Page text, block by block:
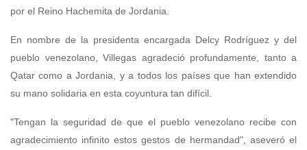
por el Reino Hachemita de Jordania.
En nombre de la presidenta encargada Delcy Rodríguez y del
pueblo venezolano, Villegas agradeció profundamente, tanto a
Qatar como a Jordania, y a todos los países que han extendido
su mano solidaria en esta coyuntura tan difícil.
"Tengan la seguridad de que el pueblo venezolano recibe con
agradecimiento infinito estos gestos de hermandad", aseveró el